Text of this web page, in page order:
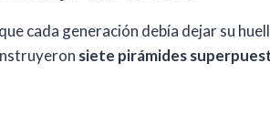
cada generación debía dejar su
siete pirámides